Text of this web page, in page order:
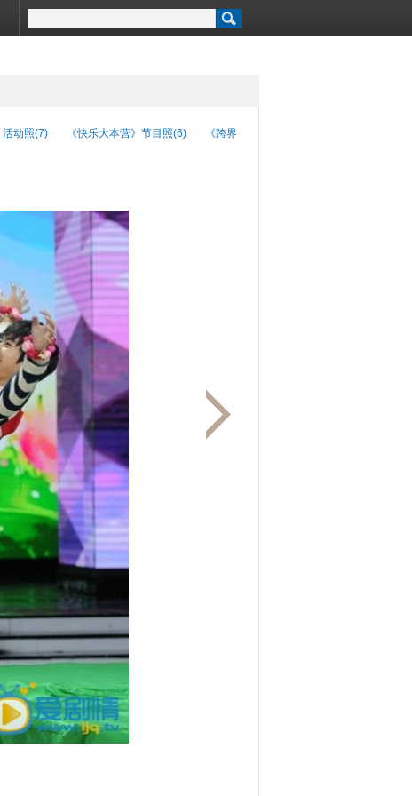
活动照(7) 《快乐大本营》节目照(6)
《跨界